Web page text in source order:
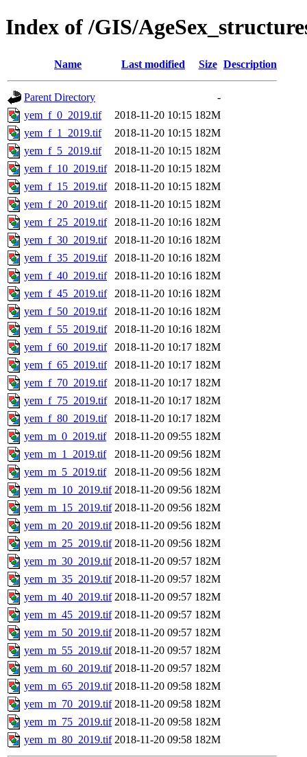
Index of /GIS/
Name Last modified Size Description
Parent Directory
-
yem_f_0_2019.tif
2018-11-20 10:15 182M
yem_f_1_2019.tif
2018-11-20 10:15 182M
yem_f_5_2019.tif
2018-11-20 10:15 182M
yem_f_10_2019.tif
2018-11-20 10:15 182M
yem_f_15_2019.tif
2018-11-20 10:15 182M
yem_f_20_2019.tif
2018-11-20 10:15 182M
yem_f_25_2019.tif
2018-11-20 10:16 182M
yem_f_30_2019.tif
2018-11-20 10:16 182M
yem_f_35_2019.tif
2018-11-20 10:16 182M
yem_f_40_2019.tif
2018-11-20 10:16 182M
yem_f_45_2019.tif
2018-11-20 10:16 182M
yem_f_50_2019.tif
2018-11-20 10:16 182M
yem_f_55_2019.tif
2018-11-20 10:16 182M
yem_f_60_2019.tif
2018-11-20 10:17 182M
yem_f_65_2019.tif
2018-11-20 10:17 182M
yem_f_70_2019.tif
2018-11-20 10:17 182M
yem_f_75_2019.tif
2018-11-20 10:17 182M
yem_f_80_2019.tif
2018-11-20 10:17 182M
yem_m_0_2019.tif
2018-11-20 09:55 182M
yem_m_1_2019.tif
2018-11-20 09:56 182M
yem_m_5_2019.tif
2018-11-20 09:56 182M
yem_m_10_2019.tif 2018-11-20 09:56 182M
yem_m_15_2019.tif 2018-11-20 09:56 182M
yem_m_20_2019.tif 2018-11-20 09:56 182M
yem_m_25_2019.tif 2018-11-20 09:56 182M
yem_m_30_2019.tif 2018-11-20 09:57 182M
yem_m_35_2019.tif 2018-11-20 09:57 182M
yem_m_40_2019.tif 2018-11-20 09:57 182M
yem_m_45_2019.tif 2018-11-20 09:57 182M
yem_m_50_2019.tif 2018-11-20 09:57 182M
yem_m_55_2019.tif 2018-11-20 09:57 182M
yem_m_60_2019.tif 2018-11-20 09:57 182M
yem_m_65_2019.tif 2018-11-20 09:58 182M
yem_m_70_2019.tif 2018-11-20 09:58 182M
yem_m_75_2019.tif 2018-11-20 09:58 182M
yem_m_80_2019.tif 2018-11-20 09:58 182M